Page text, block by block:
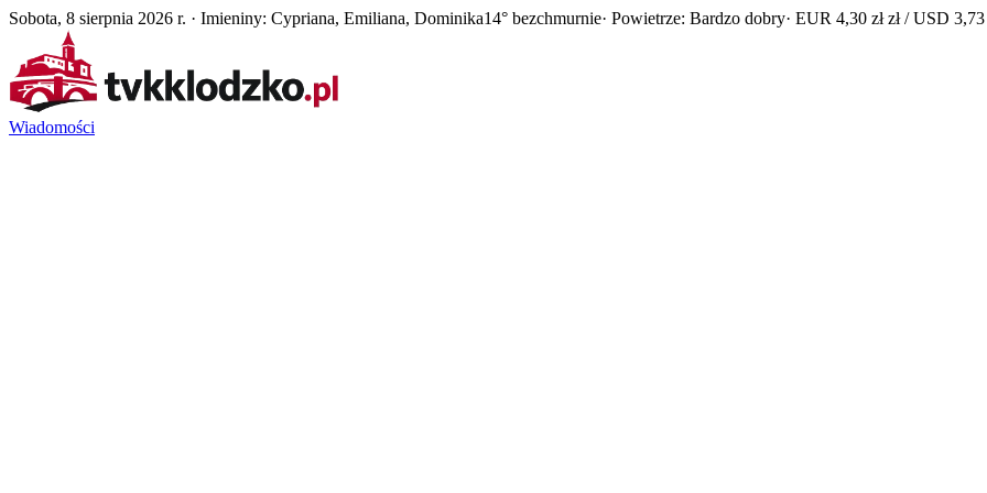
Sobota, 8 sierpnia 2026 r. · Imieniny: Cypriana, Emiliana, Dominika14° bezchmurnie· Powietrze: Bardzo dobry· EUR 4,30 zł zł / USD 3,73
Wiadomości